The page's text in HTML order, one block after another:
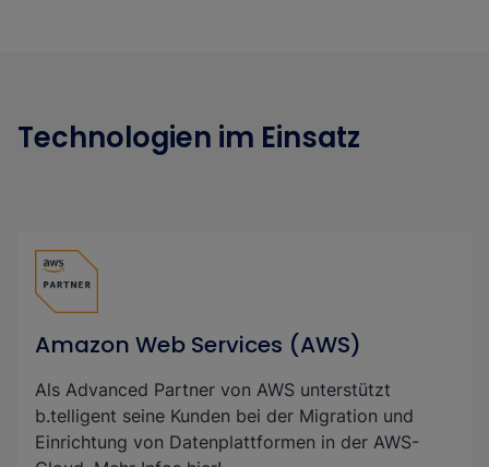
Technologien im Einsatz
Amazon Web Services (AWS)
Als Advanced Partner von AWS unterstützt
b.telligent seine Kunden bei der Migration und
Einrichtung von Datenplattformen in der AWS-